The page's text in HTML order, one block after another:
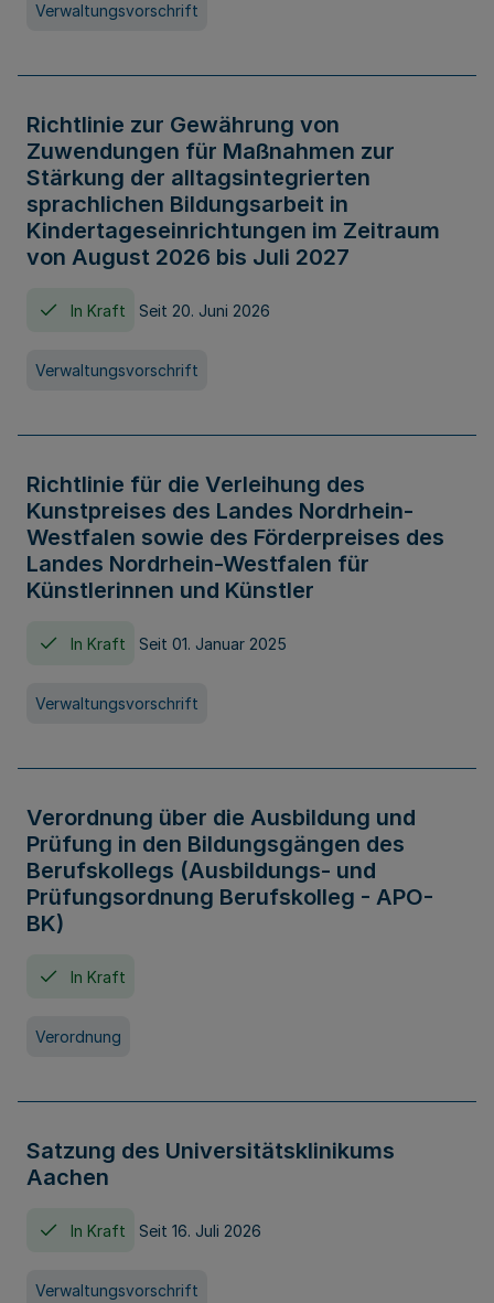
Verwaltungsvorschrift
Richtlinie zur Gewährung von
Zuwendungen für Maßnahmen zur
Stärkung der alltagsintegrierten
sprachlichen Bildungsarbeit in
Kindertageseinrichtungen im Zeitraum
von August 2026 bis Juli 2027
In Kraft Seit 20. Juni 2026
Verwaltungsvorschrift
Richtlinie für die Verleihung des
Kunstpreises des Landes Nordrhein-
Westfalen sowie des Förderpreises des
Landes Nordrhein-Westfalen für
Künstlerinnen und Künstler
In Kraft Seit 01. Januar 2025
Verwaltungsvorschrift
Verordnung über die Ausbildung und
Prüfung in den Bildungsgängen des
Berufskollegs (Ausbildungs- und
Prüfungsordnung Berufskolleg - APO-
BK)
In Kraft
Verordnung
Satzung des Universitätsklinikums
Aachen
In Kraft Seit 16. Juli 2026
Verwaltungsvorschrift